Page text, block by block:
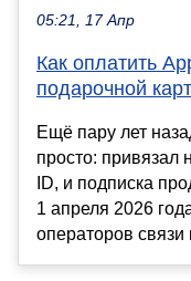
05:21, 17 Апр
Как оплатить
подарочной
Ещё пару лет
просто:
ID, и подписка
1 апреля 2026
операторов связи